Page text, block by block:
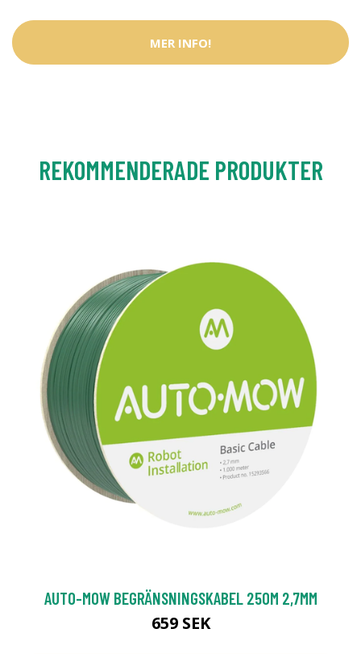
MER INFO!
REKOMMENDERADE PRODUKTER
AUTO-MOW BEGRÄNSNINGSKABEL 250M 2,7MM
659 SEK